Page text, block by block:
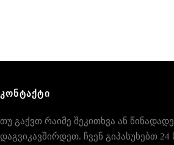
ᲙᲝᲜᲢᲐᲥᲢᲘ
თუ გაქვთ რაიმე შეკითხვა ან
დაგვიკავშირდეთ. ჩვენ გიპასუხებთ 24